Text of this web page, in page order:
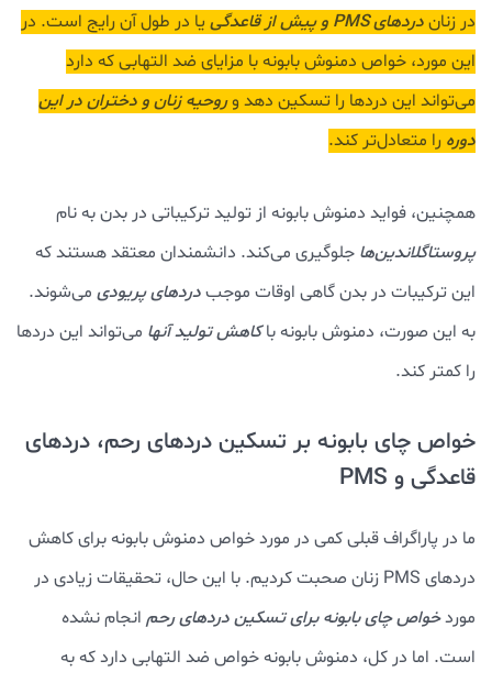
در زناندردهای PMS و پیش از قاعدگی
یا در طول آن رایج است. در
این مورد، خواص دمنوش بابونه با مزایای ضد التهابی که دارد
می‌تواند این دردها را تسکین دهد وروحیه زنان و دختران در این
دوره را متعادل‌تر کند.
همچنین، فواید دمنوش بابونه از تولید ترکیباتی در بدن به نام
پروستاگلاندین‌ها جلوگیری می‌کند. دانشمندان معتقد هستند که
این ترکیبات در بدن گاهی اوقات موجبدردهای پریودی می‌شوند.
به این صورت، دمنوش بابونه باکاهش تولید آنها می‌تواند این دردها
را کمتر کند.
خواص چای بابونه بر تسکین دردهای رحم، دردهای
قاعدگی و PMS
ما در پاراگراف قبلی کمی در مورد خواص دمنوش بابونه برای کاهش
دردهای PMS زنان صحبت کردیم. با این حال، تحقیقات زیادی در
موردخواص چای بابونه برای تسکین دردهای رحم انجام نشده
است. اما در کل، دمنوش بابونه خواص ضد التهابی دارد که به